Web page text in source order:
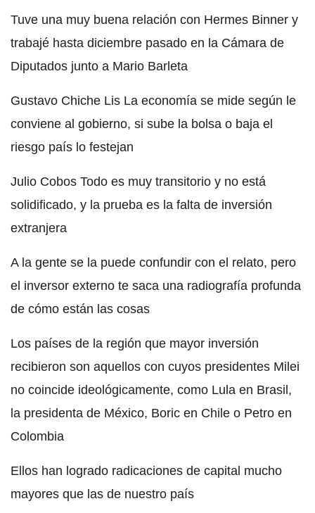
Tuve una muy buena relación con Hermes Binner y
trabajé hasta diciembre pasado en la Cámara de
Diputados junto a Mario Barleta
Gustavo Chiche Lis La economía se mide según le
conviene al gobierno, si sube la bolsa o baja el
riesgo país lo festejan
Julio Cobos Todo es muy transitorio y no está
solidificado, y la prueba es la falta de inversión
extranjera
A la gente se la puede confundir con el relato, pero
el inversor externo te saca una radiografía profunda
de cómo están las cosas
Los países de la región que mayor inversión
recibieron son aquellos con cuyos presidentes Milei
no coincide ideológicamente, como Lula en Brasil,
la presidenta de México, Boric en Chile o Petro en
Colombia
Ellos han logrado radicaciones de capital mucho
mayores que las de nuestro país